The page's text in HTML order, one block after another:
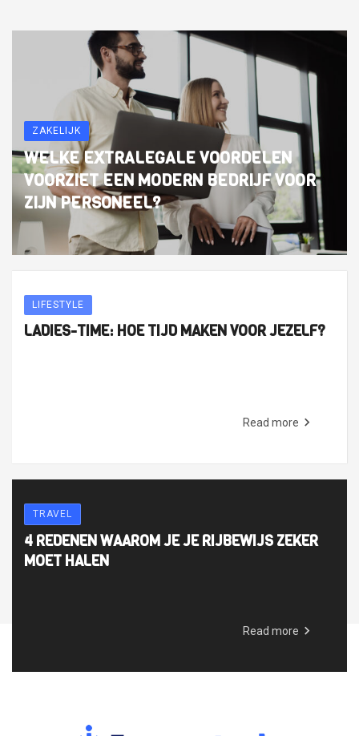
ZAKELIJK
WELKE EXTRALEGALE VOORDELEN
VOORZIET EEN MODERN BEDRIJF VOOR
ZIJN PERSONEEL?
LIFESTYLE
LADIES-TIME: HOE TIJD MAKEN VOOR JEZELF?
Read more
TRAVEL
4 REDENEN WAAROM JE JE RIJBEWIJS ZEKER
MOET HALEN
Read more